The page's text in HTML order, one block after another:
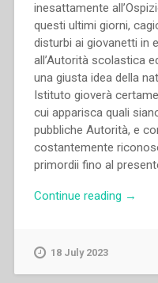
inesattamente
questi ultimi giorni,
disturbi ai giovanetti in
all’Autorità scolastica
una giusta idea della
Istituto gioverà
cui apparisca quali
pubbliche Autorità, e
costantemente
primordii fino al
Continue reading →
18 July 2023